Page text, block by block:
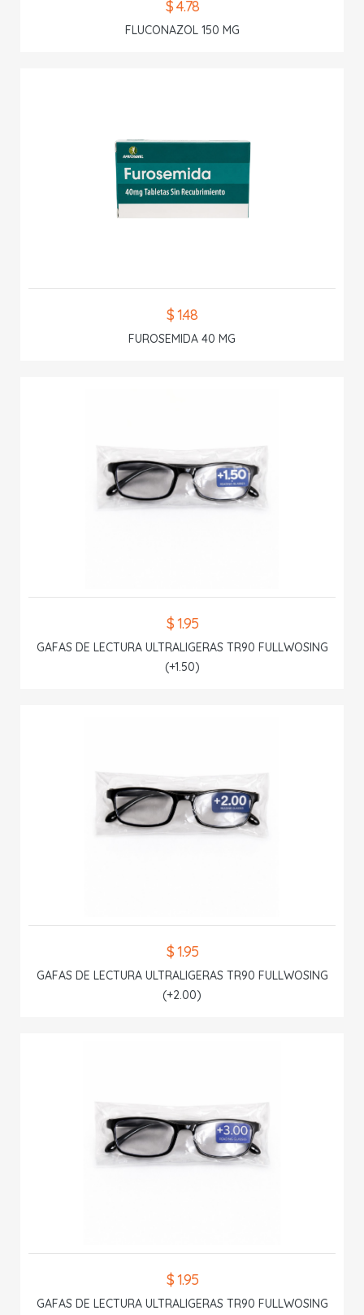
$ 4.78
FLUCONAZOL 150 MG
$ 1.48
FUROSEMIDA 40 MG
$ 1.95
GAFAS DE LECTURA ULTRALIGERAS TR90 FULLWOSING
(+1.50)
$ 1.95
GAFAS DE LECTURA ULTRALIGERAS TR90 FULLWOSING
(+2.00)
$ 1.95
GAFAS DE LECTURA ULTRALIGERAS TR90 FULLWOSING